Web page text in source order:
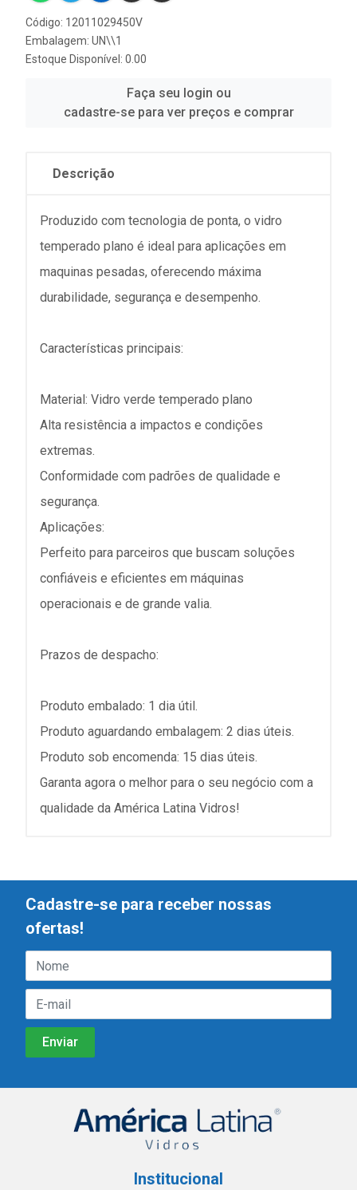
Código: 12011029450V
Embalagem: UN\\1
Estoque Disponível: 0.00
Faça seu login ou
cadastre-se para ver preços e comprar
Descrição
Produzido com tecnologia de ponta, o vidro
temperado plano é ideal para aplicações em
maquinas pesadas, oferecendo máxima
durabilidade, segurança e desempenho.
Características principais:
Material: Vidro verde temperado plano
Alta resistência a impactos e condições
extremas.
Conformidade com padrões de qualidade e
segurança.
Aplicações:
Perfeito para parceiros que buscam soluções
confiáveis e eficientes em máquinas
operacionais e de grande valia.
Prazos de despacho:
Produto embalado: 1 dia útil.
Produto aguardando embalagem: 2 dias úteis.
Produto sob encomenda: 15 dias úteis.
Garanta agora o melhor para o seu negócio com a
qualidade da América Latina Vidros!
Cadastre-se para receber nossas
ofertas!
Institucional